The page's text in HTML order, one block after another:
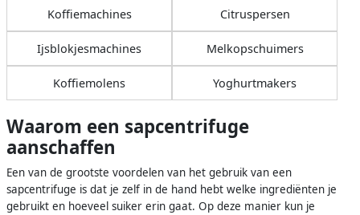
Koffiemachines Citruspersen
Ijsblokjesmachines Melkopschuimers
Koffiemolens Yoghurtmakers
Waarom een sapcentrifuge
aanschaffen
Een van de grootste voordelen van het gebruik van een
sapcentrifuge is dat je zelf in de hand hebt welke ingrediënten je
gebruikt en hoeveel suiker erin gaat. Op deze manier kun je